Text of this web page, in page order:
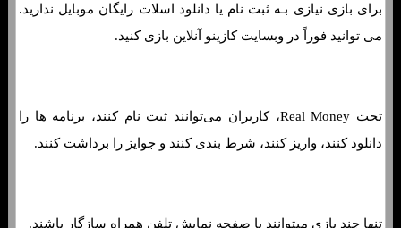
برای بازی نیازی بـه ثبت نام یا دانلود اسلات رایگان موبایل ندارید.
می توانید فوراً در وبسایت کازینو آنلاین بازی کنید.
تحت Real Money، کاربران می‌توانند ثبت نام کنند، برنامه ها را
دانلود کنند، واریز کنند، شرط بندی کنند و جوایز را برداشت کنند.
تنها چند بازی میتوانند با صفحه نمایش تلفن همراه سازگار باشند.